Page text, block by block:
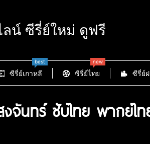
น์ ซีรี่ย์ใหม่ ดูฟรี
ซีรี่ย์เกาหลี
best
ซีรี่ย์ไทย
new
ซีรี่ย์ฝ
จันทร์ ซับไทย พากย์ไท